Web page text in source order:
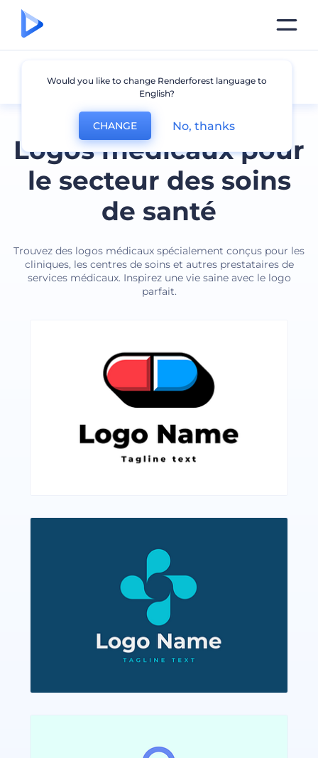
Logos médicaux pour
le secteur des soins
de santé
Trouvez des logos médicaux spécialement conçus pour les
cliniques, les centres de soins et autres prestataires de
services médicaux. Inspirez une vie saine avec le logo
parfait.
Médical
Would you like to change Renderforest language to
English?
CHANGE No, thanks